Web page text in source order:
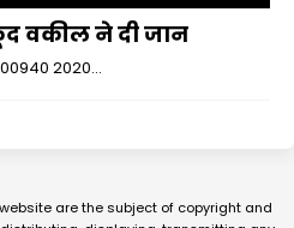
वकील ने दी जान
2020...
are the subject of copyright and